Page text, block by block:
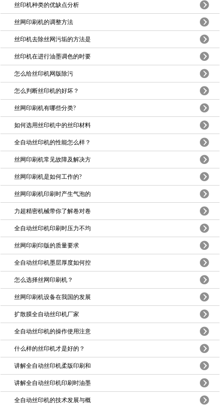
丝印机种类的优缺点分析
丝网印刷机的调整方法
丝印机去除丝网污垢的方法是
丝印机在进行油墨调色的时要
怎么给丝印机网版除污
怎么判断丝印机的好坏？
丝网印刷机有哪些分类?
如何选用丝印机中的丝印材料
全自动丝印机的性能怎么样？
丝网印刷机常见故障及解决方
丝网印刷机是如何工作的?
丝网印刷机印刷时产生气泡的
力超精密机械带你了解卷对卷
全自动丝印机印刷时压力不均
丝网印刷印版的质量要求
全自动丝印机墨层厚度如何控
怎么选择丝网印刷机？
丝网印刷机设备在我国的发展
扩散膜全自动丝印机厂家
全自动丝印机的操作使用注意
什么样的丝印机才是好的？
讲解全自动丝印机柔版印刷和
讲解全自动丝印机印刷时油墨
全自动丝印机的技术发展与概